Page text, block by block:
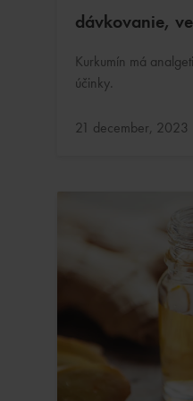
dávkovanie,
Kurkumín má
účinky.
Aktualizované:
21 december, 2023